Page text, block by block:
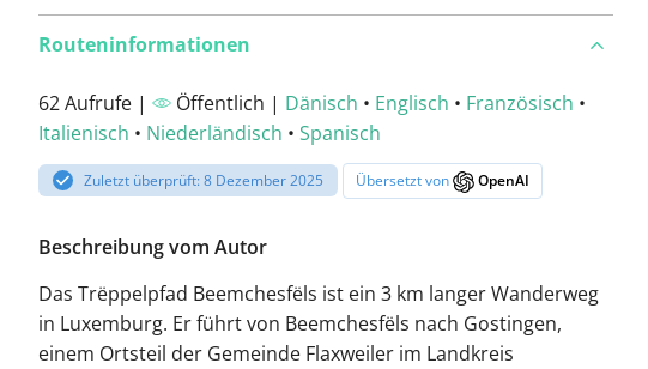
Routeninformationen
62 Aufrufe | Öffentlich | Dänisch • Englisch • Französisch •
Italienisch • Niederländisch • Spanisch
Zuletzt überprüft: 8 Dezember 2025 Übersetzt von OpenAI
Beschreibung vom Autor
Das Trëppelpfad Beemchesfëls ist ein 3 km langer Wanderweg
in Luxemburg. Er führt von Beemchesfëls nach Gostingen,
einem Ortsteil der Gemeinde Flaxweiler im Landkreis